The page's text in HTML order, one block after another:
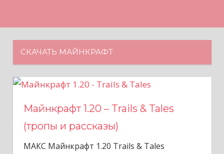
СКАЧАТЬ МАЙНКРАФТ
Майнкрафт 1.20 – Trails & Tales
(тропы и рассказы)
МАКС Майнкрафт 1.20 Trails & Tales